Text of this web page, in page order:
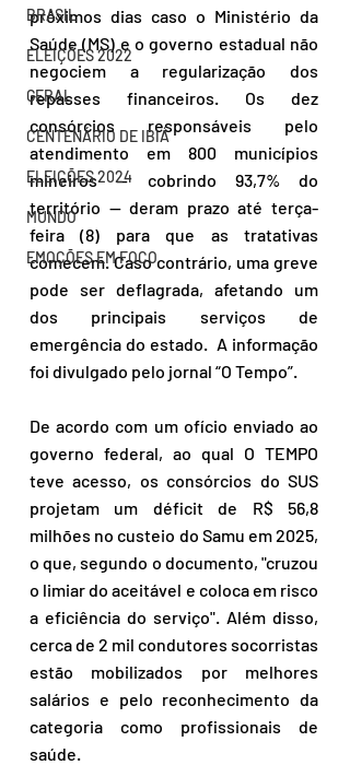
BRASIL
ELEIÇÕES 2022
GERAL
CENTENÁRIO DE IBIÁ
ELEIÇÕES 2024
MUNDO
EMOÇÕES EM FOCO
próximos dias caso o Ministério da
Saúde (MS) e o governo estadual não
negociem a regularização dos
repasses financeiros. Os dez
consórcios responsáveis pelo
atendimento em 800 municípios
mineiros — cobrindo 93,7% do
território — deram prazo até terça-
feira (8) para que as tratativas
comecem. Caso contrário, uma greve
pode ser deflagrada, afetando um
dos principais serviços de
emergência do estado.  A informação
foi divulgado pelo jornal “O Tempo”.
De acordo com um ofício enviado ao
governo federal, ao qual O TEMPO
teve acesso, os consórcios do SUS
projetam um déficit de R$ 56,8
milhões no custeio do Samu em 2025,
o que, segundo o documento, "cruzou
o limiar do aceitável e coloca em risco
a eficiência do serviço". Além disso,
cerca de 2 mil condutores socorristas
estão mobilizados por melhores
salários e pelo reconhecimento da
categoria como profissionais de
saúde.